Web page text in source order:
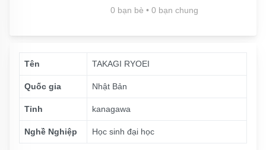
0 bạn bè • 0 bạn chung
Tên TAKAGI RYOEI
Quốc gia Nhật Bản
Tỉnh kanagawa
Nghề Nghiệp Học sinh đại học